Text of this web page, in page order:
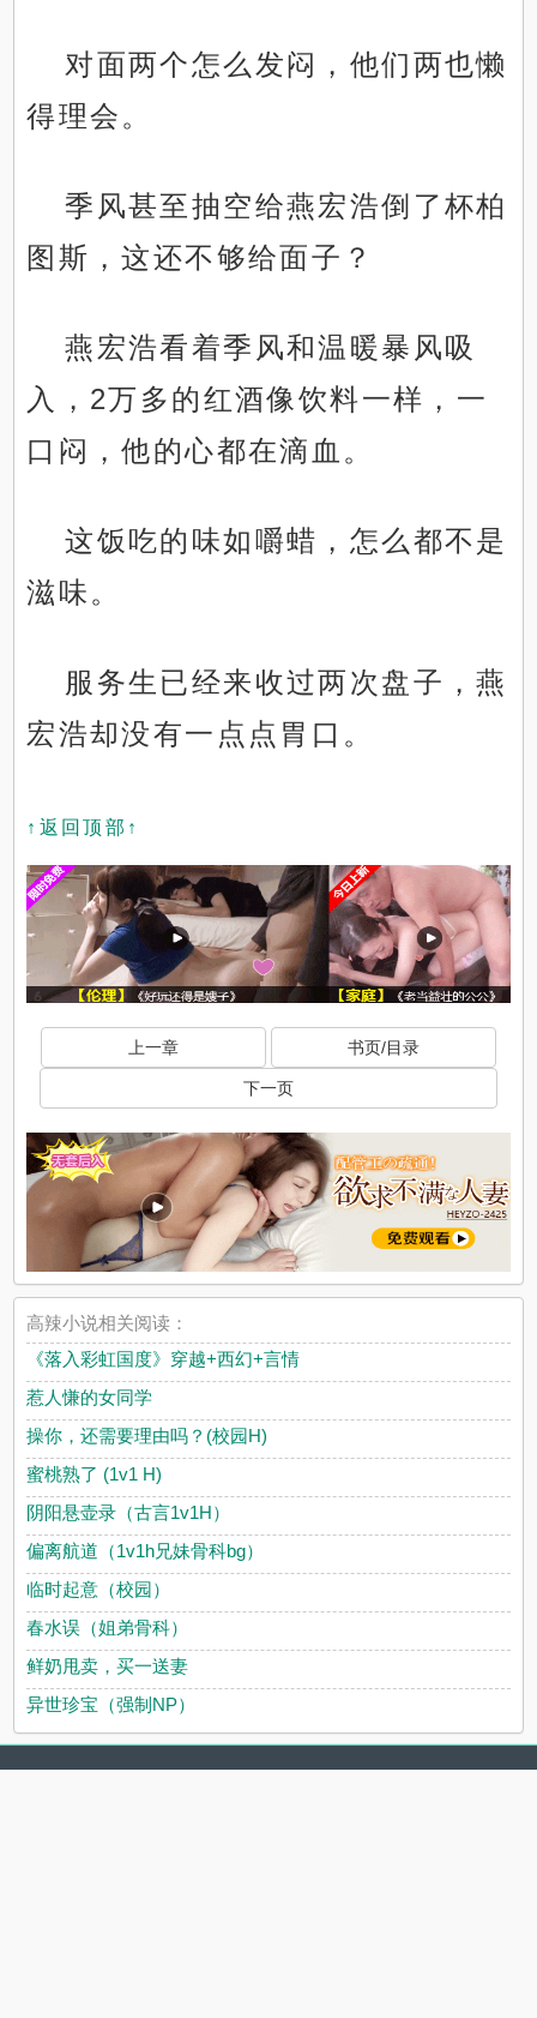
对面两个怎么发闷，他们两也懒
得理会。
季风甚至抽空给燕宏浩倒了杯柏
图斯，这还不够给面子？
燕宏浩看着季风和温暖暴风吸
入，2万多的红酒像饮料一样，一
口闷，他的心都在滴血。
这饭吃的味如嚼蜡，怎么都不是
滋味。
服务生已经来收过两次盘子，燕
宏浩却没有一点点胃口。
↑返回顶部↑
上一章 书页/目录
下一页
高辣小说相关阅读：
《落入彩虹国度》穿越+西幻+言情
惹人慊的女同学
操你，还需要理由吗？(校园H)
蜜桃熟了 (1v1 H)
阴阳悬壶录（古言1v1H）
偏离航道（1v1h兄妹骨科bg）
临时起意（校园）
春水误（姐弟骨科）
鲜奶甩卖，买一送妻
异世珍宝（强制NP）